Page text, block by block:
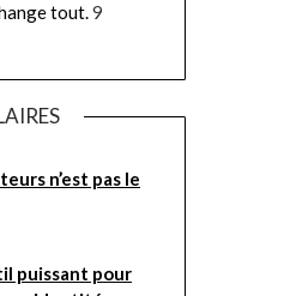
tout.9
n’est pas le
puissant pour